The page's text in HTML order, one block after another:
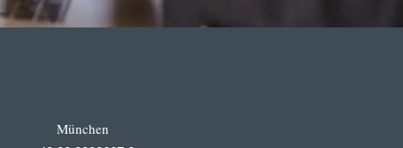
München